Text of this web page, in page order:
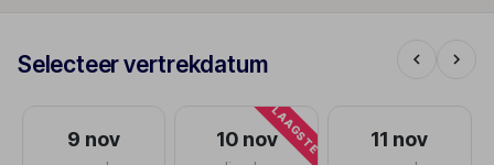
Selecteer vertrekdatum
9 nov LAAGSTE
10 nov 11 nov